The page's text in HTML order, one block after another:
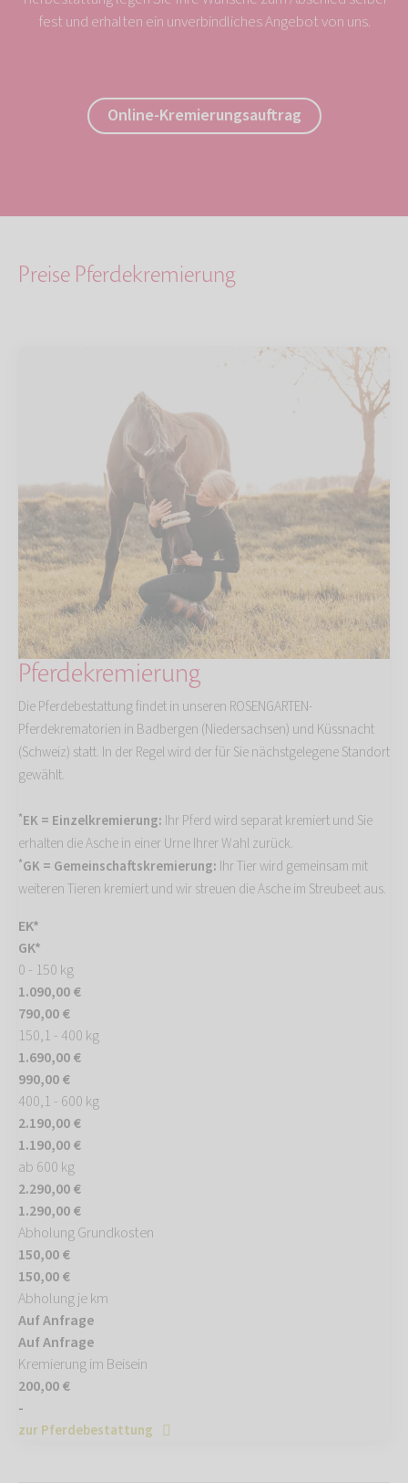
fest und erhalten ein unverbindliches Angebot von uns.
Online-Kremierungsauftrag
Preise Pferdekremierung
Pferdekremierung
Die Pferdebestattung findet in unseren ROSENGARTEN-
Pferdekrematorien in Badbergen (Niedersachsen) und Küssnacht
(Schweiz) statt. In der Regel wird der für Sie nächstgelegene Standort
gewählt.
*EK = Einzelkremierung: Ihr Pferd wird separat kremiert und Sie
erhalten die Asche in einer Urne Ihrer Wahl zurück.
*GK = Gemeinschaftskremierung: Ihr Tier wird gemeinsam mit
weiteren Tieren kremiert und wir streuen die Asche im Streubeet aus.
EK*
GK*
0 - 150 kg
1.090,00 €
790,00 €
150,1 - 400 kg
1.690,00 €
990,00 €
400,1 - 600 kg
2.190,00 €
1.190,00 €
ab 600 kg
2.290,00 €
1.290,00 €
Abholung Grundkosten
150,00 €
150,00 €
Abholung je km
Auf Anfrage
Auf Anfrage
Kremierung im Beisein
200,00 €
-
zur Pferdebestattung